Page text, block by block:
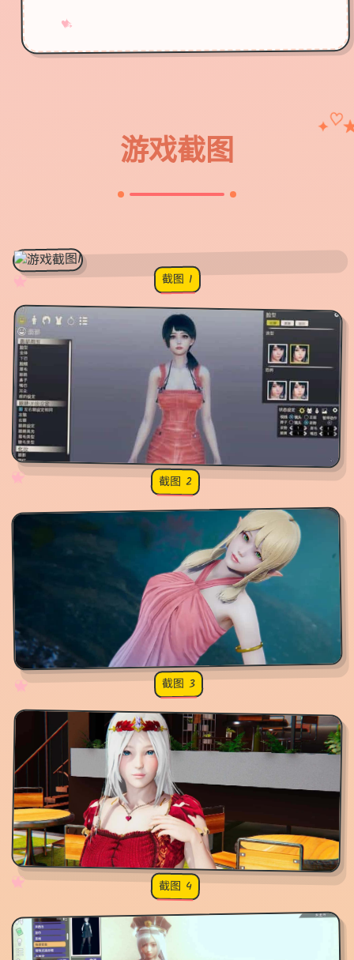
♥
✧
→
游戏截图
✦♡
✧♡
★ 截图 1
✧♡
★ 截图 2
✧
♡
★
♥ 截图 3
✧
♡
★
♥ 截图 4